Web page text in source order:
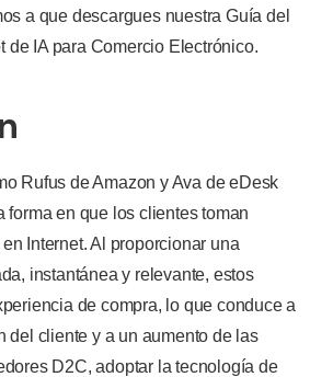
a que descargues nuestra Guía del
de IA para Comercio Electrónico.
Rufus de Amazon y Ava de eDesk
forma en que los clientes toman
Internet. Al proporcionar una
instantánea y relevante, estos
de compra, lo que conduce a
del cliente y a un aumento de las
D2C, adoptar la tecnología de